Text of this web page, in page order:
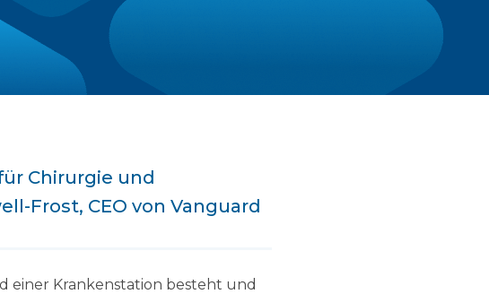
Chirurgie und
Frost, CEO von Vanguard
einer Krankenstation besteht und